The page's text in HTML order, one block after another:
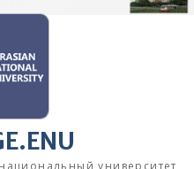
университет